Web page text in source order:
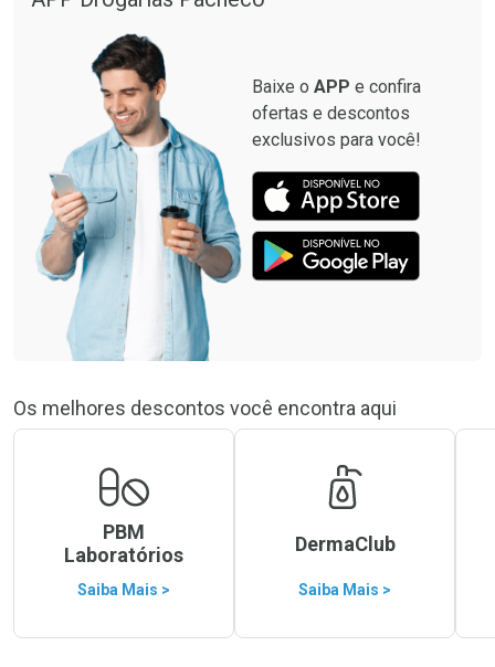
Baixe o APP e confira
ofertas e descontos
exclusivos para você!
Os melhores descontos você encontra aqui
PBM
Laboratórios
Saiba Mais >
DermaClub
Saiba Mais >